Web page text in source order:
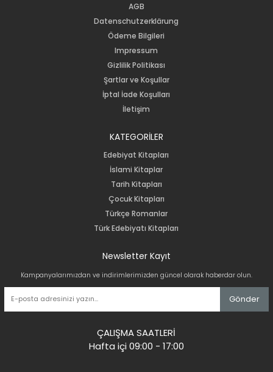
AGB
Datenschutzerklärung
Ödeme Bilgileri
Impressum
Gizlilik Politikası
Şartlar ve Koşullar
İptal İade Koşulları
İletişim
KATEGORİLER
Edebiyat Kitapları
İslami Kitaplar
Tarih Kitapları
Çocuk Kitapları
Türkçe Romanlar
Türk Edebiyatı Kitapları
Newsletter Kayıt
Kampanyalarımızdan ve indirimlerimizden güncel olarak haberdar olun.
Gönder
ÇALIŞMA SAATLERİ
Hafta içi 09:00 - 17:00